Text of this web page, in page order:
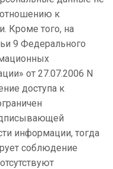
к
Кроме того, на
9 Федерального
от 27.07.2006 N
доступа к
информации, тогда
соблюдение